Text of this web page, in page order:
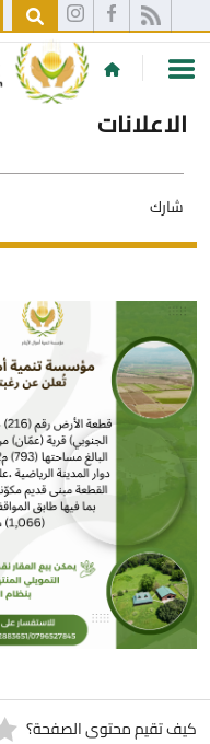
الاعلانات
شارك
كيف تقيم محتوى الصفحة؟